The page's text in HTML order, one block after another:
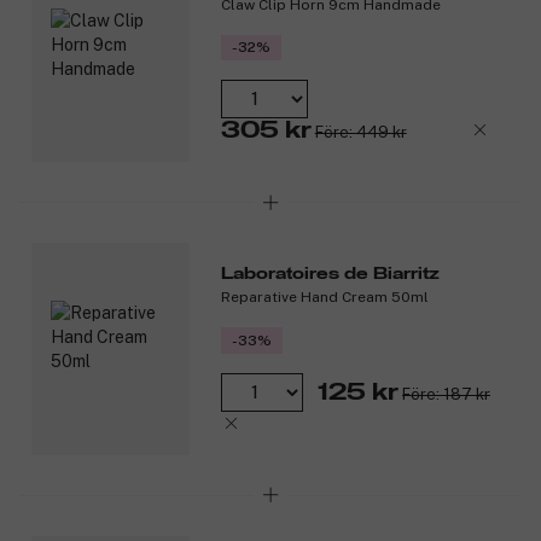
dekorerad i svart, räfflat glas med en gyllene krona på toppen –
en tydlig hyllning till kungen av skandal och förförelse.
3325329
Claw Clip Horn 9cm Handmade
-32%
305 kr Före: 449 kr
Laboratoires de Biarritz
Reparative Hand Cream 50ml
-33%
125 kr Före: 187 kr